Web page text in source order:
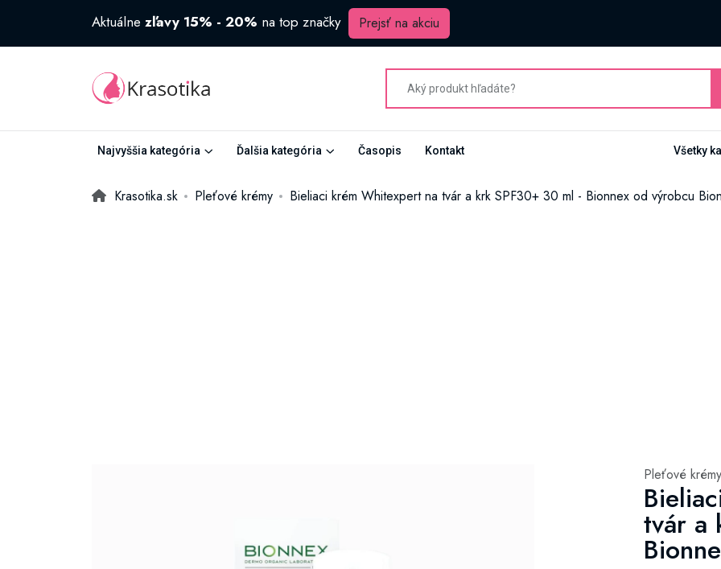
Aktuálne zľavy 15% - 20% na top značky Prejsť na akciu
Najvyššia kategória Ďalšia kategória Časopis Kontakt Všetky
Krasotika.sk Pleťové krémy Bieliaci krém Whitexpert na tvár a krk SPF30+ 30 ml - Bionnex od výrobcu
Pleťové krémy
tvár a